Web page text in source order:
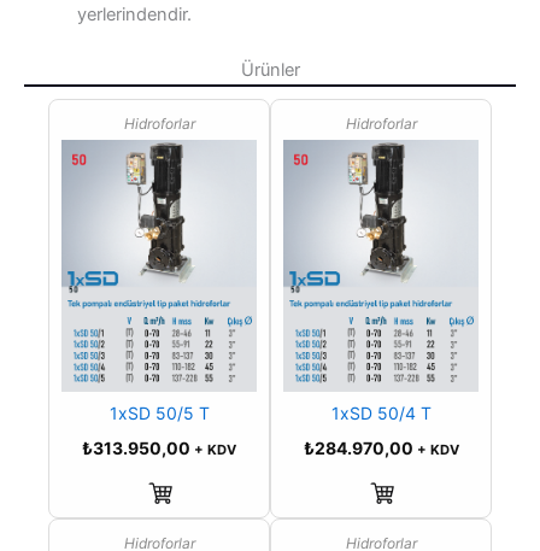
yerlerindendir.
Ürünler
Hidroforlar
1xSD 50/5 T
₺313.950,00 + KDV
Sepete Ekle
Hidroforlar
1xSD 50/4 T
₺284.970,00 + KDV
Sepete Ekle
Hidroforlar Hidroforlar